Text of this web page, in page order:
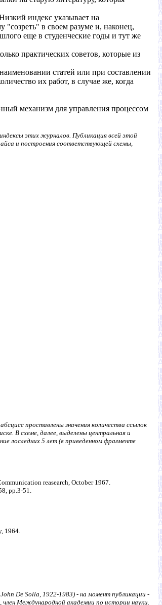
индекс указывает на
"созреть" в своем разуме и, наконец,
еще в студенческие годы и тут же
практических советов, которые из
статей или при составлении
их работ, в случае же, когда
механизм для управления процессом
этих журналов. Публикация всей этой
и построения соответствующей схемы,
проставлены значения количества ссылок
В схеме, далее, выделены центральная и
лоследних 5 лет (в приведенном фрагменте
reasearch, October 1967.
pp.3-51.
1964.
De Solla, 1922-1983) - на момент публикации -
член Международной академии по истории науки.